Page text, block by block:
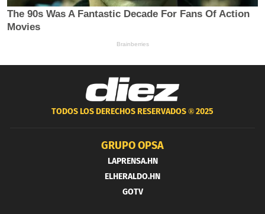
TODOS LOS DERECHOS RESERVADOS ®2025
GRUPO OPSA
LAPRENSA.HN
ELHERALDO.HN
GOTV